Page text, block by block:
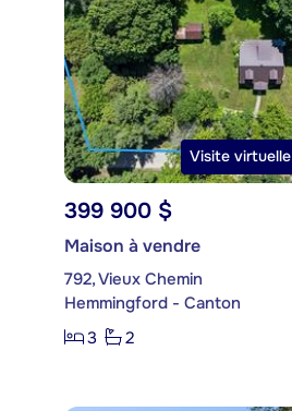
Visite virtuelle
399 900 $
Maison à vendre
792, Vieux Chemin
Hemmingford - Canton
3
2